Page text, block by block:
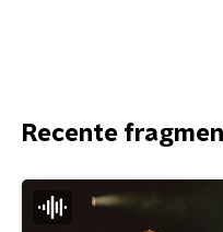
Recente